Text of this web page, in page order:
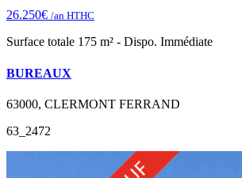
26.250€ /an HTHC
Surface totale 175 m² - Dispo. Immédiate
BUREAUX
63000, CLERMONT FERRAND
63_2472